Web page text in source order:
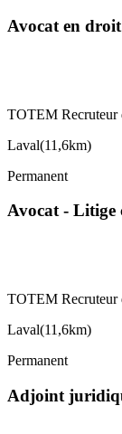
Avocat en
TOTEM Recruteur
Laval(11,6km)
Permanent
Avocat - Litige
TOTEM Recruteur
Laval(11,6km)
Permanent
Adjoint